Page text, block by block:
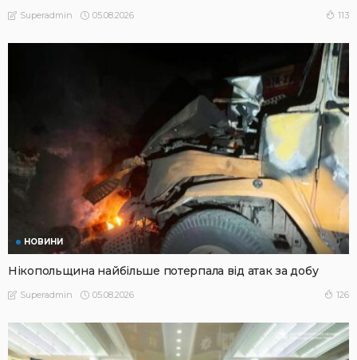
Superadmin 05.08.2026 113
НОВИНИ
Нікопольщина найбільше потерпала від атак за добу
Superadmin 05.08.2026 126